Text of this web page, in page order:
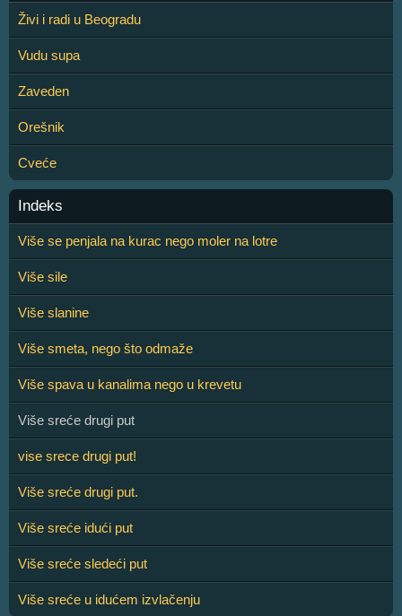
Živi i radi u Beogradu
Vudu supa
Zaveden
Orešnik
Cveće
Indeks
Više se penjala na kurac nego moler na lotre
Više sile
Više slanine
Više smeta, nego što odmaže
Više spava u kanalima nego u krevetu
Više sreće drugi put
vise srece drugi put!
Više sreće drugi put.
Više sreće idući put
Više sreće sledeći put
Više sreće u idućem izvlačenju